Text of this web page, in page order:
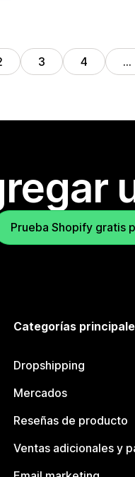
3 4 …
Prueba Shopify gratis
Categorías
Dropshipping
Mercados
Reseñas de producto
Ventas adicionales y